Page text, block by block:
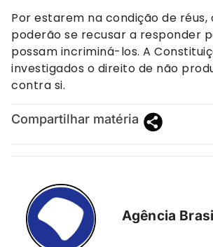
Por estarem na condição de réus,
poderão se recusar a responder
possam incriminá-los. A
investigados o direito de não
contra si.
Compartilhar matéria
Agência